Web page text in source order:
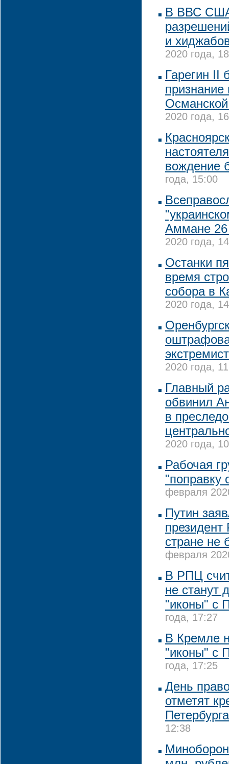
В ВВС США
и
2020 года,
Гарегин II
2020 года,
вождение
года, 15:00
Аммане
2020 года,
Останки
время
собора в
2020 года,
2020 года,
Главный
обвинил
в
2020 года,
Рабочая
"поправку
февраля
Путин
стране не
февраля
В РПЦ
не станут
"иконы" с
года, 17:27
В Кремле
"иконы" с
года, 17:25
День
отметят
Петербурга
12:38